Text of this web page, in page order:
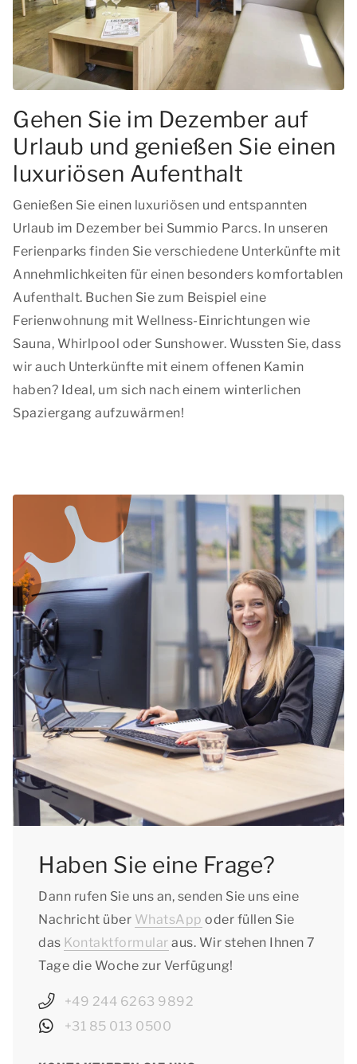
Gehen Sie im Dezember auf
Urlaub und genießen Sie einen
luxuriösen Aufenthalt
Genießen Sie einen luxuriösen und entspannten
Urlaub im Dezember bei Summio Parcs. In unseren
Ferienparks finden Sie verschiedene Unterkünfte mit
Annehmlichkeiten für einen besonders komfortablen
Aufenthalt. Buchen Sie zum Beispiel eine
Ferienwohnung mit Wellness-Einrichtungen wie
Sauna, Whirlpool oder Sunshower. Wussten Sie, dass
wir auch Unterkünfte mit einem offenen Kamin
haben? Ideal, um sich nach einem winterlichen
Spaziergang aufzuwärmen!
Haben Sie eine Frage?
Dann rufen Sie uns an, senden Sie uns eine
Nachricht über WhatsApp oder füllen Sie
das Kontaktformular aus. Wir stehen Ihnen 7
Tage die Woche zur Verfügung!
+49 244 6263 9892
+31 85 013 0500